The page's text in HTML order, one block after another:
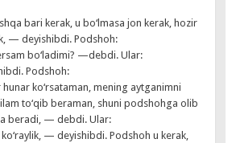
bari kerak, u bo‘lmasa jon kerak, hozir
— deyishibdi. Podshoh:
bo‘ladimi? —debdi. Ular:
Podshoh:
ko‘rsataman, mening aytganimni
to‘qib beraman, shuni podshohga olib
beradi, — debdi. Ular:
— deyishibdi. Podshoh u kerak,